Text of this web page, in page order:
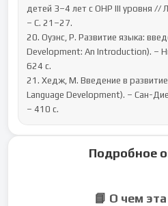
детей 3–4 лет с ОНР III уровня //
– С. 21–27.
20. Оуэнс, Р. Развитие языка:
Development: An Introduction). –
624 с.
21. Хедж, М. Введение в
Language Development). – Сан-
– 410 с.
Подробное
📘 О чем